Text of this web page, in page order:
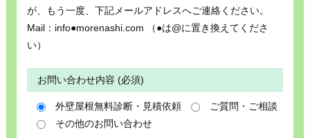
が、もう一度、下記メールアドレスへご連絡ください。
Mail：info●morenashi.com （●は@に置き換えてくださ
い）
お問い合わせ内容 (必須)
外壁屋根無料診断・見積依頼
ご質問・ご相談
その他のお問い合わせ